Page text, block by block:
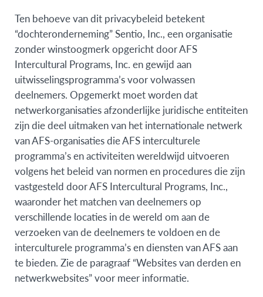
Ten behoeve van dit privacybeleid betekent
“dochteronderneming” Sentio, Inc., een organisatie
zonder winstoogmerk opgericht door AFS
Intercultural Programs, Inc. en gewijd aan
uitwisselingsprogramma’s voor volwassen
deelnemers. Opgemerkt moet worden dat
netwerkorganisaties afzonderlijke juridische entiteiten
zijn die deel uitmaken van het internationale netwerk
van AFS-organisaties die AFS interculturele
programma’s en activiteiten wereldwijd uitvoeren
volgens het beleid van normen en procedures die zijn
vastgesteld door AFS Intercultural Programs, Inc.,
waaronder het matchen van deelnemers op
verschillende locaties in de wereld om aan de
verzoeken van de deelnemers te voldoen en de
interculturele programma’s en diensten van AFS aan
te bieden. Zie de paragraaf “Websites van derden en
netwerkwebsites” voor meer informatie.